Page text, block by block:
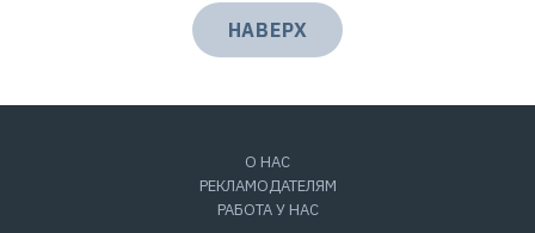
НАВЕРХ
О НАС
РЕКЛАМОДАТЕЛЯМ
РАБОТА У НАС